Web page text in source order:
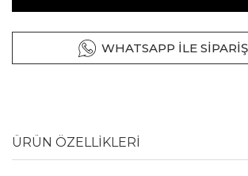
WHATSAPP İLE
ÜRÜN ÖZELLİKLERİ